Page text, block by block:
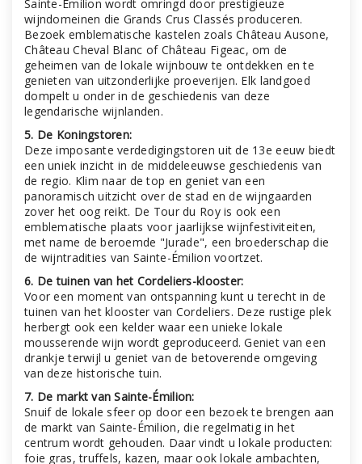
Sainte-Émilion wordt omringd door prestigieuze
wijndomeinen die Grands Crus Classés produceren.
Bezoek emblematische kastelen zoals Château Ausone,
Château Cheval Blanc of Château Figeac, om de
geheimen van de lokale wijnbouw te ontdekken en te
genieten van uitzonderlijke proeverijen. Elk landgoed
dompelt u onder in de geschiedenis van deze
legendarische wijnlanden.
5. De Koningstoren:
Deze imposante verdedigingstoren uit de 13e eeuw biedt
een uniek inzicht in de middeleeuwse geschiedenis van
de regio. Klim naar de top en geniet van een
panoramisch uitzicht over de stad en de wijngaarden
zover het oog reikt. De Tour du Roy is ook een
emblematische plaats voor jaarlijkse wijnfestiviteiten,
met name de beroemde "Jurade", een broederschap die
de wijntradities van Sainte-Émilion voortzet.
6. De tuinen van het Cordeliers-klooster:
Voor een moment van ontspanning kunt u terecht in de
tuinen van het klooster van Cordeliers. Deze rustige plek
herbergt ook een kelder waar een unieke lokale
mousserende wijn wordt geproduceerd. Geniet van een
drankje terwijl u geniet van de betoverende omgeving
van deze historische tuin.
7. De markt van Sainte-Émilion:
Snuif de lokale sfeer op door een bezoek te brengen aan
de markt van Sainte-Émilion, die regelmatig in het
centrum wordt gehouden. Daar vindt u lokale producten:
foie gras, truffels, kazen, maar ook lokale ambachten,